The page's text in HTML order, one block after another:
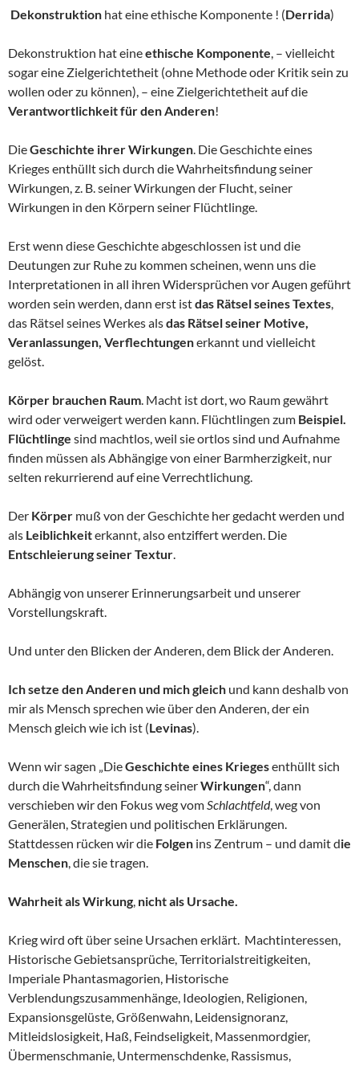
Dekonstruktion hat eine ethische Komponente ! (Derrida)
Dekonstruktion hat eineethische Komponente, – vielleicht
sogar eine Zielgerichtetheit (ohne Methode oder Kritik sein zu
wollen oder zu können), – eine Zielgerichtetheit auf die
Verantwortlichkeit für den Anderen!
DieGeschichte ihrer Wirkungen. Die Geschichte eines
Krieges enthüllt sich durch die Wahrheitsfindung seiner
Wirkungen, z. B. seiner Wirkungen der Flucht, seiner
Wirkungen in den Körpern seiner Flüchtlinge.
Erst wenn diese Geschichte abgeschlossen ist und die
Deutungen zur Ruhe zu kommen scheinen, wenn uns die
Interpretationen in all ihren Widersprüchen vor Augen geführt
worden sein werden, dann erst istdas Rätsel seines Textes,
das Rätsel seines Werkes alsdas Rätselseiner Motive,
Veranlassungen, Verflechtungenerkannt und vielleicht
gelöst.
Körper brauchen Raum. Macht ist dort, wo Raum gewährt
wird oder verweigert werden kann. Flüchtlingen zum Beispiel.
Flüchtlinge sind machtlos, weil sie ortlos sind und Aufnahme
finden müssen als Abhängige von einer Barmherzigkeit, nur
selten rekurrierend auf eine Verrechtlichung.
Der Körper muß von der Geschichte her gedacht werden und
als Leiblichkeiterkannt, also entziffert werden. Die
Entschleierung seiner Textur.
Abhängig von unserer Erinnerungsarbeit und unserer
Vorstellungskraft.
Und unter den Blicken der Anderen, dem Blick der Anderen.
Ich setze den Anderen und mich gleich und kann deshalb von
mir als Mensch sprechen wie über den Anderen, der ein
Mensch gleich wie ich ist (Levinas).
Wenn wir sagen „DieGeschichte eines Kriegesenthüllt sich
durch die Wahrheitsfindung seinerWirkungen“, dann
verschieben wir den Fokus weg vomSchlachtfeld, weg von
Generälen, Strategien und politischen Erklärungen.
Stattdessen rücken wir die Folgen ins Zentrum – und damit die
Menschen, die sie tragen.
Wahrheit als Wirkung, nicht als Ursache.
Krieg wird oft über seine Ursachen erklärt. Machtinteressen,
Historische Gebietsansprüche, Territorialstreitigkeiten,
Imperiale Phantasmagorien, Historische
Verblendungszusammenhänge, Ideologien, Religionen,
Expansionsgelüste, Größenwahn, Leidensignoranz,
Mitleidslosigkeit, Haß, Feindseligkeit, Massenmordgier,
Übermenschmanie, Untermenschdenke, Rassismus,